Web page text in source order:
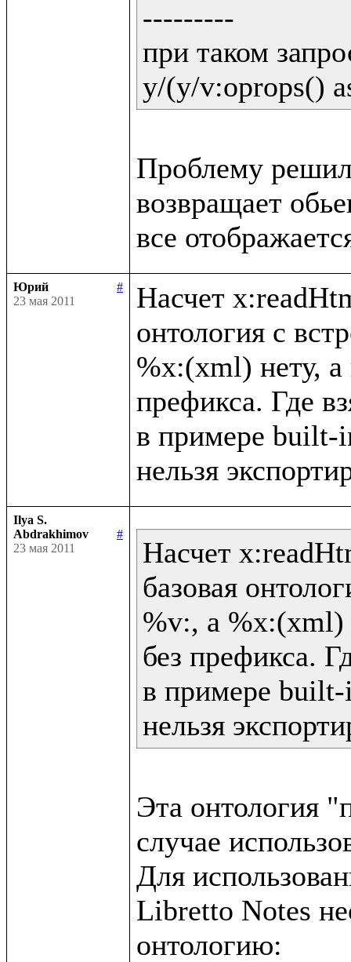
---------
при таком
y/(y/v:oprops()
Проблему
возвращает
Юрий
#
23 мая 2011
Насчет
онтология с
%x:(xml) нету, а
префикса. Где
в примере built-
Ilya S.
Abdrakhimov
#
23 мая 2011
Насчет
базовая
%v:, а %x:(xml)
без префикса.
в примере built-
нельзя
Эта онтология
случае
Для
Libretto Notes
онтологию: